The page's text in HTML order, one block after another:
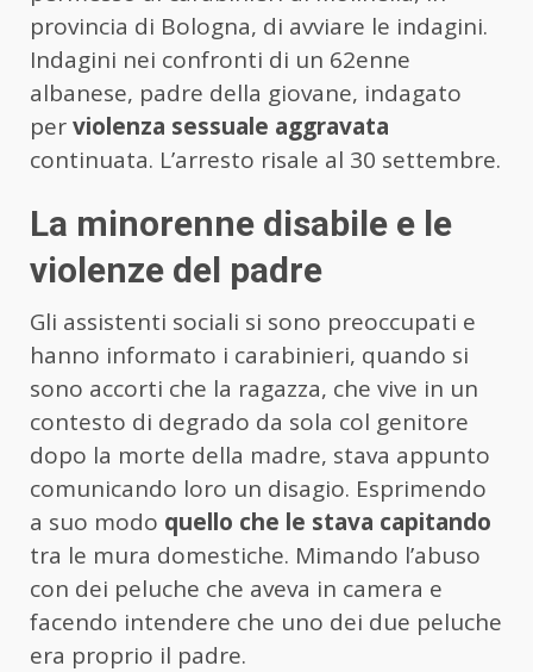
provincia di Bologna, di avviare le indagini.
Indagini nei confronti di un 62enne
albanese, padre della giovane, indagato
perviolenza sessuale aggravata
continuata. L’arresto risale al 30 settembre.
La minorenne disabile e le
violenze del padre
Gli assistenti sociali si sono preoccupati e
hanno informato i carabinieri, quando si
sono accorti che la ragazza, che vive in un
contesto di degrado da sola col genitore
dopo la morte della madre, stava appunto
comunicando loro un disagio. Esprimendo
a suo modo quello che le stava capitando
tra le mura domestiche. Mimando l’abuso
con dei peluche che aveva in camera e
facendo intendere che uno dei due peluche
era proprio il padre.